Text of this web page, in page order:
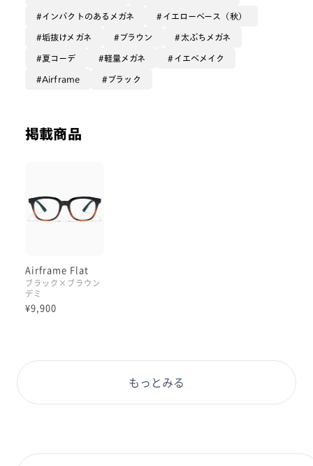
柔らかい当たり心地ですし、
鼻パッドの部分は
ぜひお試しください！
インパクトのあるメガネ イエローベース（秋）
垢抜けメガネ ブラウン 太ぶちメガネ
夏コーデ 軽量メガネ イエベメイク
Airframe ブラック
掲載商品
Airframe Flat
ブラック×ブラウン
デミ
¥9,900
もっとみる